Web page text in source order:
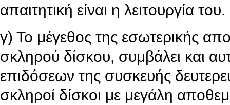
απαιτητική είναι η λειτουργία του.
γ) Το μέγεθος της εσωτερικής
σκληρού δίσκου, συμβάλει και
επιδόσεων της συσκευής
σκληροί δίσκοι με μεγάλη